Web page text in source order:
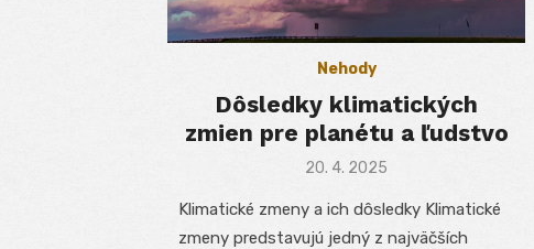
Nehody
Dôsledky klimatických
zmien pre planétu a ľudstvo
Posted
20. 4. 2025
Klimatické zmeny a ich dôsledky Klimatické
zmeny predstavujú jedný z najväčších